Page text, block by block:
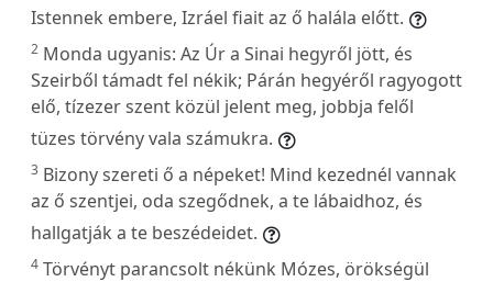
Istennek embere, Izráel fiait az ő halála előtt.
2 Monda ugyanis: Az Úr a Sinai hegyről jött, és
Szeirből támadt fel nékik; Párán hegyéről ragyogott
elő, tízezer szent közül jelent meg, jobbja felől
tüzes törvény vala számukra.
3 Bizony szereti ő a népeket! Mind kezednél vannak
az ő szentjei, oda szegődnek, a te lábaidhoz, és
hallgatják a te beszédeidet.
4 Törvényt parancsolt nékünk Mózes, örökségül